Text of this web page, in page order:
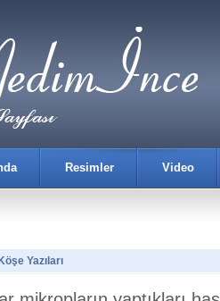
Resimler Video
Köşe Yazıları